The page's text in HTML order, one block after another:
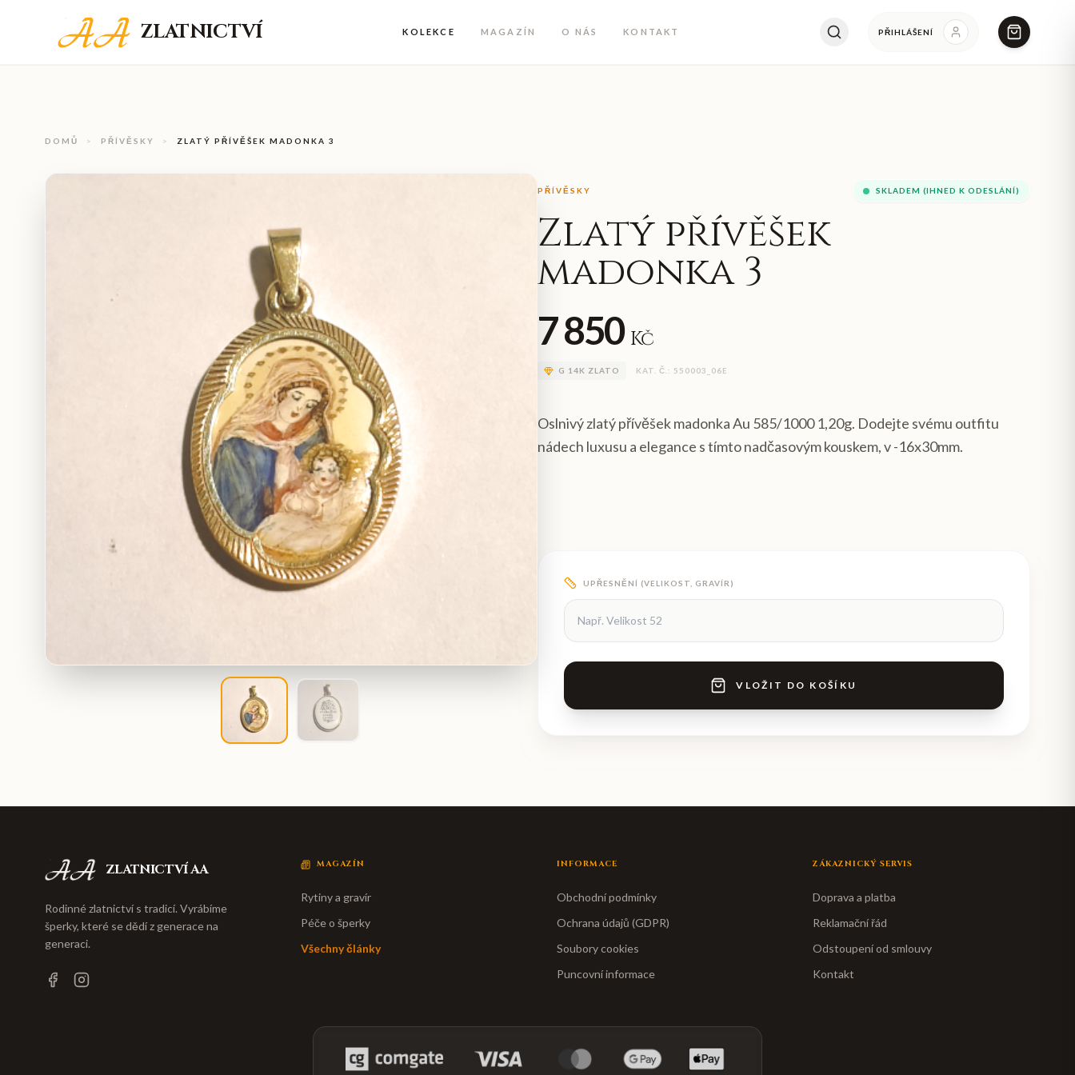
ZLATNICTVÍ KOLEKCE MAGAZÍN O NÁS KONTAKT PŘIHLÁŠENÍ
DOMŮ > PŘÍVĚSKY > ZLATÝ PŘÍVĚŠEK MADONKA 3
PŘÍVĚSKY SKLADEM (IHNED K ODESLÁNÍ)
Zlatý přívěšek
madonka 3
7 850 Kč
G 14K ZLATO KAT. Č.: 550003_06E
Oslnivý zlatý přívěšek madonka Au 585/1000 1,20g. Dodejte svému outfitu
nádech luxusu a elegance s tímto nadčasovým kouskem, v -16x30mm.
UPŘESNĚNÍ (VELIKOST, GRAVÍR)
VLOŽIT DO KOŠÍKU
ZLATNICTVÍ AA
Rodinné zlatnictví s tradicí. Vyrábíme
šperky, které se dědí z generace na
generaci.
MAGAZÍN
Rytiny a gravír
Péče o šperky
Všechny články
INFORMACE
Obchodní podmínky
Ochrana údajů (GDPR)
Soubory cookies
Puncovní informace
ZÁKAZNICKÝ SERVIS
Doprava a platba
Reklamační řád
Odstoupení od smlouvy
Kontakt